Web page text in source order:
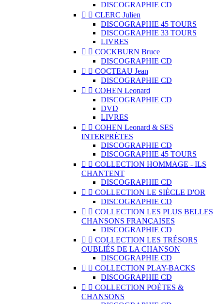
DISCOGRAPHIE CD
  CLERC Julien
DISCOGRAPHIE 45 TOURS
DISCOGRAPHIE 33 TOURS
LIVRES
  COCKBURN Bruce
DISCOGRAPHIE CD
  COCTEAU Jean
DISCOGRAPHIE CD
  COHEN Leonard
DISCOGRAPHIE CD
DVD
LIVRES
  COHEN Leonard & SES
INTERPRÈTES
DISCOGRAPHIE CD
DISCOGRAPHIE 45 TOURS
  COLLECTION HOMMAGE - ILS
CHANTENT
DISCOGRAPHIE CD
  COLLECTION LE SIÈCLE D'OR
DISCOGRAPHIE CD
  COLLECTION LES PLUS BELLES
CHANSONS FRANÇAISES
DISCOGRAPHIE CD
  COLLECTION LES TRÉSORS
OUBLIÉS DE LA CHANSON
DISCOGRAPHIE CD
  COLLECTION PLAY-BACKS
DISCOGRAPHIE CD
  COLLECTION POÈTES &
CHANSONS